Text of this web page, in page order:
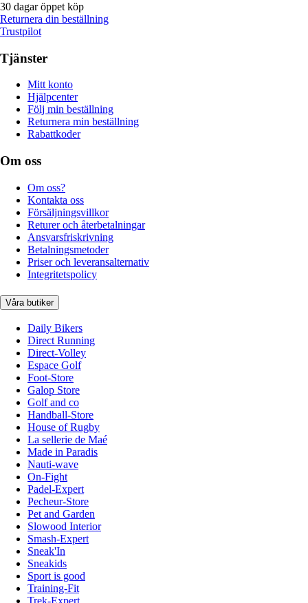
30 dagar öppet köp
Returnera din beställning
Trustpilot
Tjänster
Mitt konto
Hjälpcenter
Följ min beställning
Returnera min beställning
Rabattkoder
Om oss
Om oss?
Kontakta oss
Försäljningsvillkor
Returer och återbetalningar
Ansvarsfriskrivning
Betalningsmetoder
Priser och leveransalternativ
Integritetspolicy
Våra butiker
Daily Bikers
Direct Running
Direct-Volley
Espace Golf
Foot-Store
Galop Store
Golf and co
Handball-Store
House of Rugby
La sellerie de Maé
Made in Paradis
Nauti-wave
On-Fight
Padel-Expert
Pecheur-Store
Pet and Garden
Slowood Interior
Smash-Expert
Sneak'In
Sneakids
Sport is good
Training-Fit